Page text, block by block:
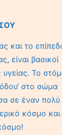
και το
είναι βασικοί
υγείας. Το
στο σώμα
σε έναν πολύ
κόσμο και